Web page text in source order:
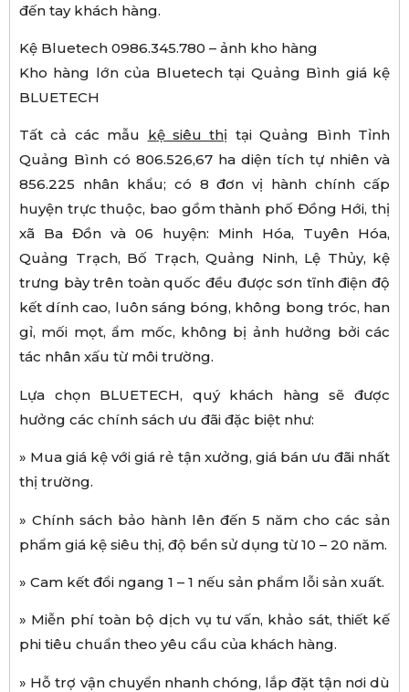
đến tay khách hàng.
Kệ Bluetech 0986.345.780 – ảnh kho hàng
Kho hàng lớn của Bluetech tại Quảng Bình giá kệ
BLUETECH
Tất cả các mẫu kệ siêu thị tại Quảng Bình Tỉnh
Quảng Bình có 806.526,67 ha diện tích tự nhiên và
856.225 nhân khẩu; có 8 đơn vị hành chính cấp
huyện trực thuộc, bao gồm thành phố Đồng Hới, thị
xã Ba Đồn và 06 huyện: Minh Hóa, Tuyên Hóa,
Quảng Trạch, Bố Trạch, Quảng Ninh, Lệ Thủy, kệ
trưng bày trên toàn quốc đều được sơn tĩnh điện độ
kết dính cao, luôn sáng bóng, không bong tróc, han
gỉ, mối mọt, ẩm mốc, không bị ảnh hưởng bởi các
tác nhân xấu từ môi trường.
Lựa chọn BLUETECH, quý khách hàng sẽ được
hưởng các chính sách ưu đãi đặc biệt như:
» Mua giá kệ với giá rẻ tận xưởng, giá bán ưu đãi nhất
thị trường.
» Chính sách bảo hành lên đến 5 năm cho các sản
phẩm giá kệ siêu thị, độ bền sử dụng từ 10 – 20 năm.
» Cam kết đổi ngang 1 – 1 nếu sản phẩm lỗi sản xuất.
» Miễn phí toàn bộ dịch vụ tư vấn, khảo sát, thiết kế
phi tiêu chuẩn theo yêu cầu của khách hàng.
» Hỗ trợ vận chuyển nhanh chóng, lắp đặt tận nơi dù